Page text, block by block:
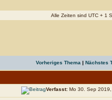
Alle Zeiten sind UTC + 1
Vorheriges Thema |Nächstes
Verfasst: Mo 30. Sep